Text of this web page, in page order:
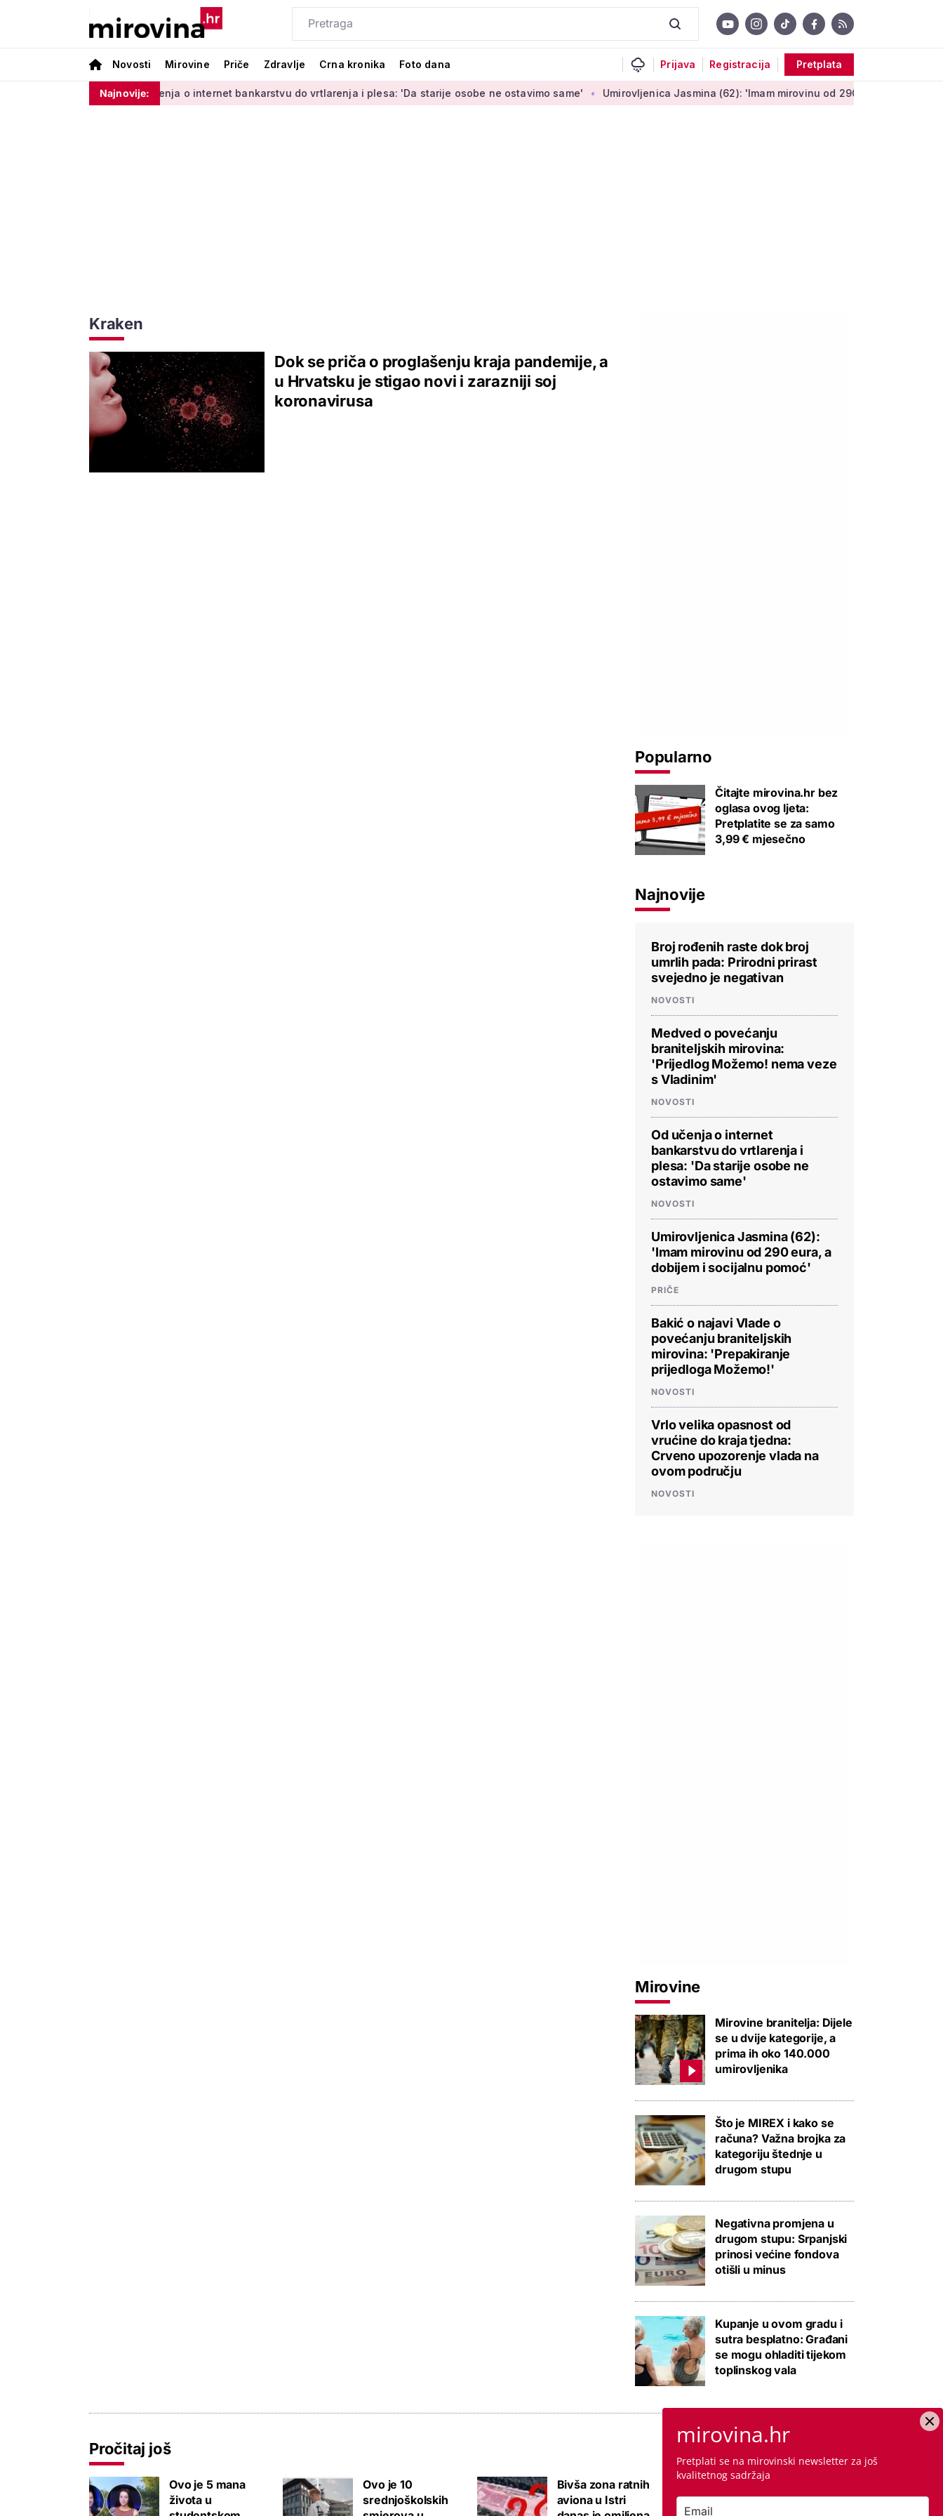
Novosti Mirovine Priče Zdravlje Crna kronika Foto dana Prijava Registracija Pretplata
Najnovije:
Od učenja o internet bankarstvu do vrtlarenja i plesa: 'Da starije osobe ne ostavimo same' Umirovljenica Jasmina (62): 'Imam mirovinu od 290 eura, a dobijem i
Kraken
Dok se priča o proglašenju kraja pandemije, a
u Hrvatsku je stigao novi i zarazniji soj
koronavirusa
Popularno
Čitajte mirovina.hr bez
oglasa ovog ljeta:
Pretplatite se za samo
3,99 € mjesečno
Najnovije
Broj rođenih raste dok broj
umrlih pada: Prirodni prirast
svejedno je negativan
NOVOSTI
Medved o povećanju
braniteljskih mirovina:
'Prijedlog Možemo! nema veze
s Vladinim'
NOVOSTI
Od učenja o internet
bankarstvu do vrtlarenja i
plesa: 'Da starije osobe ne
ostavimo same'
NOVOSTI
Umirovljenica Jasmina (62):
'Imam mirovinu od 290 eura, a
dobijem i socijalnu pomoć'
PRIČE
Bakić o najavi Vlade o
povećanju braniteljskih
mirovina: 'Prepakiranje
prijedloga Možemo!'
NOVOSTI
Vrlo velika opasnost od
vrućine do kraja tjedna:
Crveno upozorenje vlada na
ovom području
NOVOSTI
Mirovine
Mirovine branitelja: Dijele
se u dvije kategorije, a
prima ih oko 140.000
umirovljenika
Što je MIREX i kako se
računa? Važna brojka za
kategoriju štednje u
drugom stupu
Negativna promjena u
drugom stupu: Srpanjski
prinosi većine fondova
otišli u minus
Kupanje u ovom gradu i
sutra besplatno: Građani
se mogu ohladiti tijekom
toplinskog vala
Pročitaj još
Ovo je 5 mana
života u
Ovo je 10
srednjoškolskih
Bivša zona ratnih
aviona u Istri
Raspisana dva
mega natječaja za
mirovina.hr
Pretplati se na mirovinski newsletter za još
kvalitetnog sadržaja